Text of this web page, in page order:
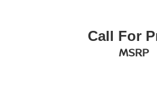
Call For
MSRP